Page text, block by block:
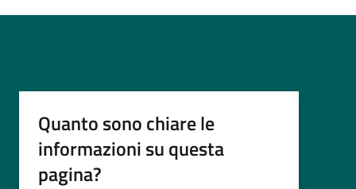
Quanto sono chiare le
informazioni su questa
pagina?